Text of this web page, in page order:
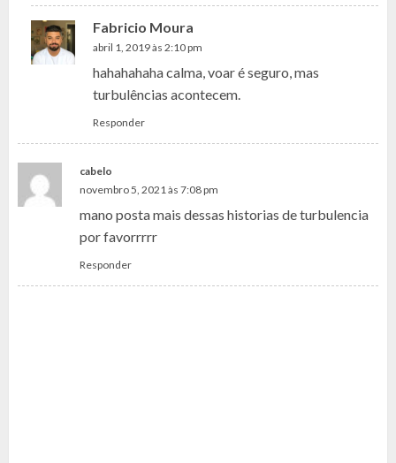
Fabricio Moura
abril 1, 2019 às 2:10 pm
hahahahaha calma, voar é seguro, mas
turbulências acontecem.
Responder
cabelo
novembro 5, 2021 às 7:08 pm
mano posta mais dessas historias de turbulencia
por favorrrrr
Responder